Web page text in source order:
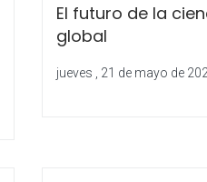
El futuro de la
global
jueves , 21 de mayo de